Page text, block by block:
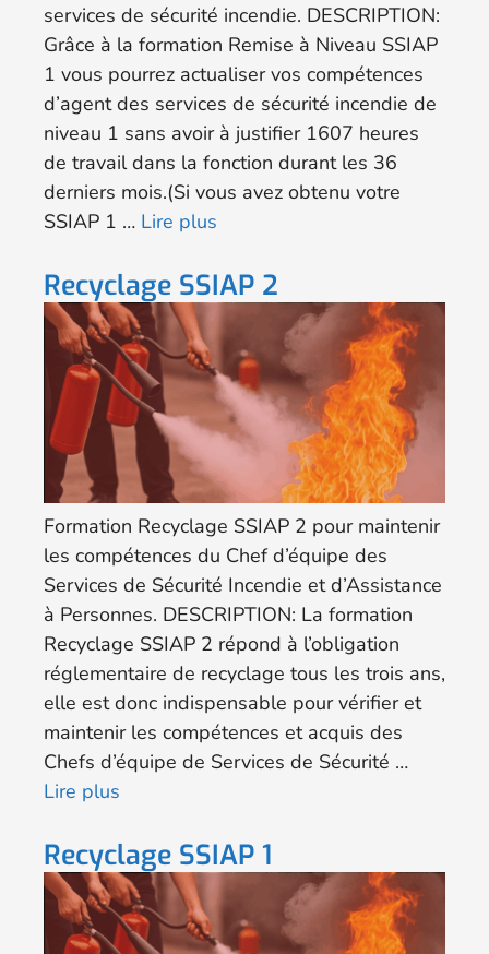
services de sécurité incendie. DESCRIPTION:
Grâce à la formation Remise à Niveau SSIAP
1 vous pourrez actualiser vos compétences
d’agent des services de sécurité incendie de
niveau 1 sans avoir à justifier 1607 heures
de travail dans la fonction durant les 36
derniers mois.(Si vous avez obtenu votre
SSIAP 1 … Lire plus
Recyclage SSIAP 2
Formation Recyclage SSIAP 2 pour maintenir
les compétences du Chef d’équipe des
Services de Sécurité Incendie et d’Assistance
à Personnes. DESCRIPTION: La formation
Recyclage SSIAP 2 répond à l’obligation
réglementaire de recyclage tous les trois ans,
elle est donc indispensable pour vérifier et
maintenir les compétences et acquis des
Chefs d’équipe de Services de Sécurité …
Lire plus
Recyclage SSIAP 1